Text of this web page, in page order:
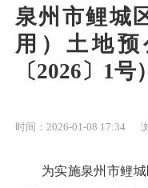
泉州市鲤城
用）土地
〔2026〕1号）
时间：2026-01-08 17:34
为实施泉州市鲤城